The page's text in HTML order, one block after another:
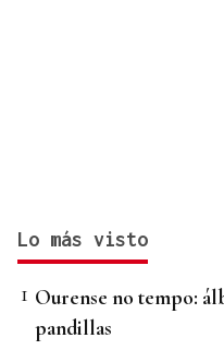
Lo más visto
Ourense no tempo:
pandillas